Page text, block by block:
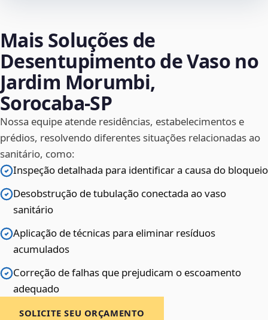
Mais Soluções de
Desentupimento de Vaso no
Jardim Morumbi,
Sorocaba‑SP
Nossa equipe atende residências, estabelecimentos e
prédios, resolvendo diferentes situações relacionadas ao
sanitário, como:
Inspeção detalhada para identificar a causa do bloqueio
Desobstrução de tubulação conectada ao vaso
sanitário
Aplicação de técnicas para eliminar resíduos
acumulados
Correção de falhas que prejudicam o escoamento
adequado
SOLICITE SEU ORÇAMENTO